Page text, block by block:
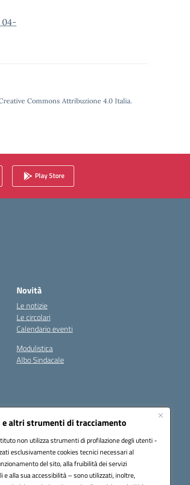
e altri strumenti di tracciamento
non utilizza strumenti di profilazione degli utenti -
esclusivamente cookies tecnici necessari al
del sito, alla fruibilità dei servizi
e alla sua accessibilità – sono utilizzati, inoltre,
Commons Attribuzione 4.0 Italia.
Play Store
Novità
Le notizie
Le circolari
Calendario eventi
Modulistica
Albo Sindacale